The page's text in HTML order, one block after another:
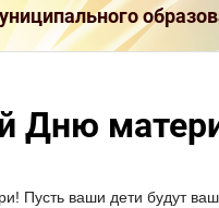
Дню
Пусть ваши дети будут